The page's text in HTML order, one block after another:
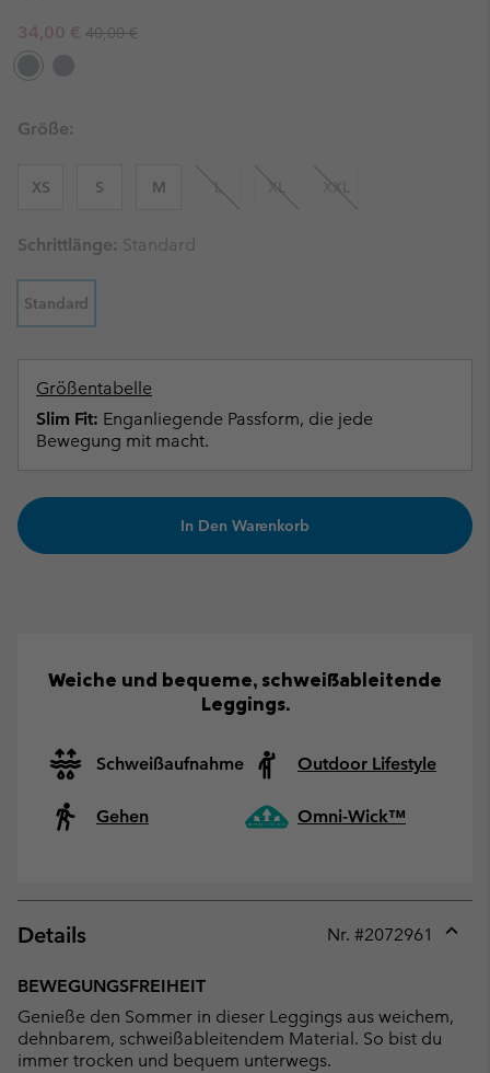
Sale price:
34,00 € Regular price:
40,00 €
Größe:
XS S M L XL XXL
Schrittlänge: Standard
Standard
Größentabelle
Slim Fit: Enganliegende Passform, die jede
Bewegung mit macht.
In Den Warenkorb
Weiche und bequeme, schweißableitende
Leggings.
Schweißaufnahme Outdoor Lifestyle
Gehen Omni-Wick™
Details Nr. #2072961
BEWEGUNGSFREIHEIT
Genieße den Sommer in dieser Leggings aus weichem,
dehnbarem, schweißableitendem Material. So bist du
immer trocken und bequem unterwegs.